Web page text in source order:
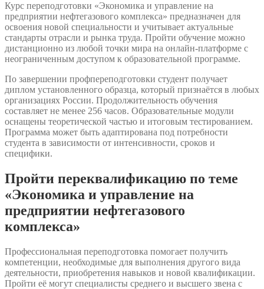
Курс переподготовки «Экономика и управление на
предприятии нефтегазового комплекса» предназначен для
освоения новой специальности и учитывает актуальные
стандарты отрасли и рынка труда. Пройти обучение можно
дистанционно из любой точки мира на онлайн-платформе с
неограниченным доступом к образовательной программе.
По завершении профпереподготовки студент получает
диплом установленного образца, который признаётся в любых
организациях России. Продолжительность обучения
составляет не менее 256 часов. Образовательные модули
оснащены теоретической частью и итоговым тестированием.
Программа может быть адаптирована под потребности
студента в зависимости от интенсивности, сроков и
специфики.
Пройти переквалификацию по теме
«Экономика и управление на
предприятии нефтегазового
комплекса»
Профессиональная переподготовка помогает получить
компетенции, необходимые для выполнения другого вида
деятельности, приобретения навыков и новой квалификации.
Пройти её могут специалисты среднего и высшего звена с